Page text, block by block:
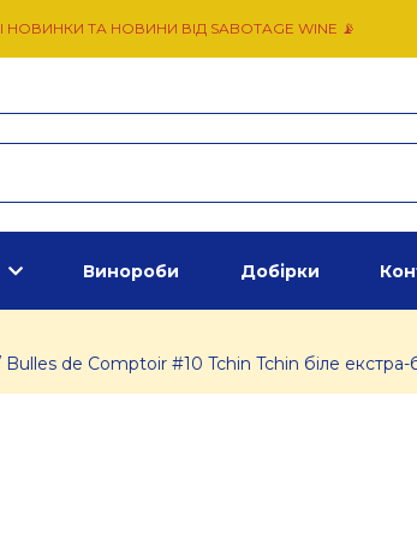
НОВИНКИ ТА НОВИНИ ВІД SABOTAGE WINE 📡
Винороби Добірки
de Comptoir #10 Tchin Tchin біле